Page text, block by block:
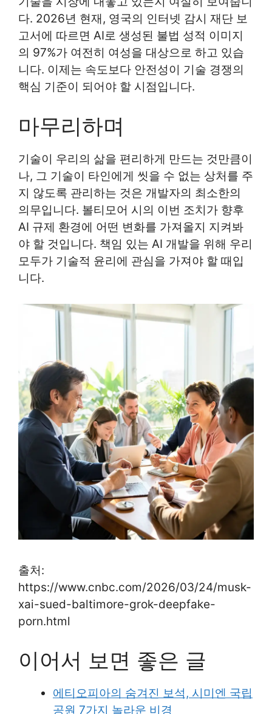
다. 2026년 현재, 영국의 인터넷 감시 재단 보
고서에 따르면 AI로 생성된 불법 성적 이미지
의 97%가 여전히 여성을 대상으로 하고 있습
니다. 이제는 속도보다 안전성이 기술 경쟁의
핵심 기준이 되어야 할 시점입니다.
마무리하며
기술이 우리의 삶을 편리하게 만드는 것만큼이
나, 그 기술이 타인에게 씻을 수 없는 상처를 주
지 않도록 관리하는 것은 개발자의 최소한의
의무입니다. 볼티모어 시의 이번 조치가 향후
AI 규제 환경에 어떤 변화를 가져올지 지켜봐
야 할 것입니다. 책임 있는 AI 개발을 위해 우리
모두가 기술적 윤리에 관심을 가져야 할 때입
니다.
출처:
https://www.cnbc.com/2026/03/24/musk-
xai-sued-baltimore-grok-deepfake-
porn.html
이어서 보면 좋은 글
에티오피아의 숨겨진 보석, 시미엔 국립
공원 7가지 놀라운 비경